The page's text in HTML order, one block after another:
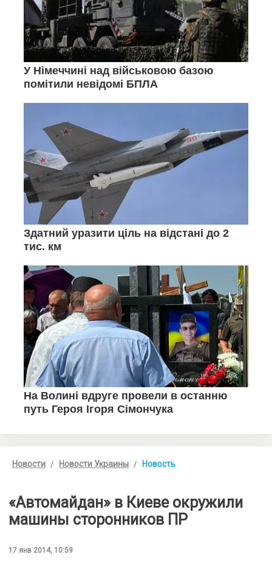
Новости Новости Украины Новость
«Автомайдан» в Киеве окружили
машины сторонников ПР
17 янв 2014, 10:59